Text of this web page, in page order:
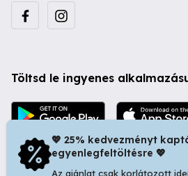
Töltsd le ingyenes
💖 25% kedvezményt
egyenlegfeltöltésre 💖
Az ajánlat csak korlátozott